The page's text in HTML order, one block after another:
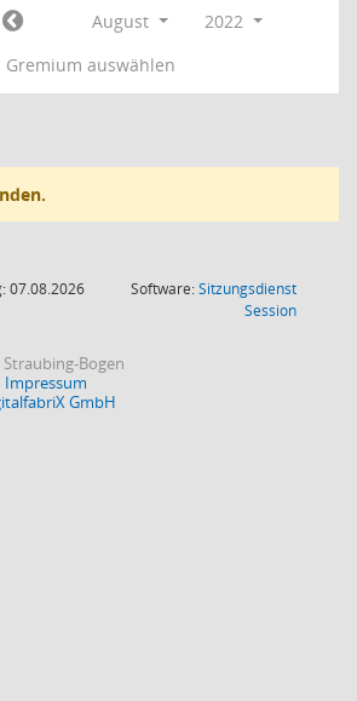
August
2022
Gremium auswählen
07.08.2026
Software:Sitzungsdienst
Session(Wird in
Bogen
Impressum
GmbH